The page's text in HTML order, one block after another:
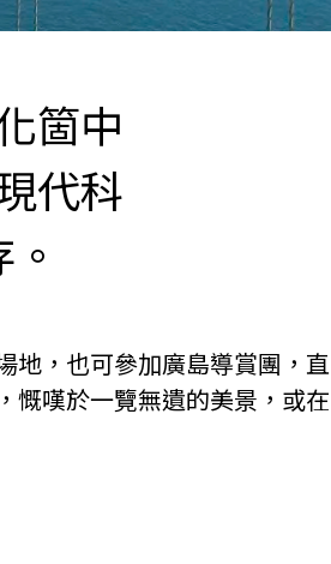
箇中
代科
地，也可參加廣島導賞團，直
慨嘆於一覽無遺的美景，或在